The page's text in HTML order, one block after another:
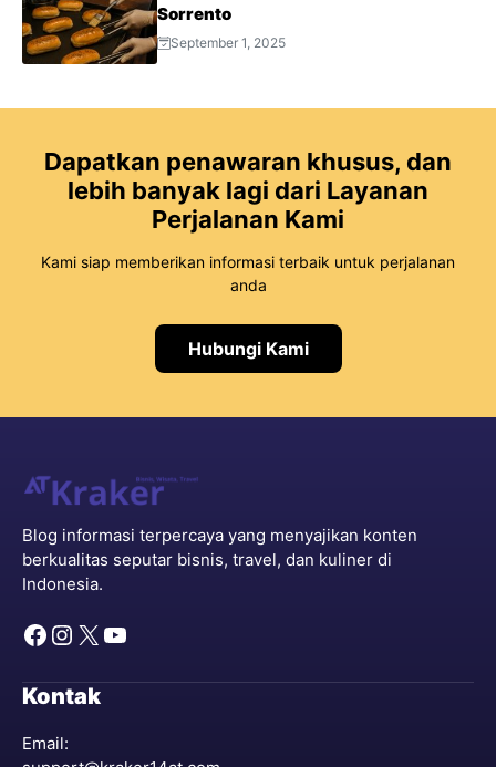
Sorrento
September 1, 2025
Dapatkan penawaran khusus, dan
lebih banyak lagi dari Layanan
Perjalanan Kami
Kami siap memberikan informasi terbaik untuk perjalanan
anda
Hubungi Kami
Blog informasi terpercaya yang menyajikan konten
berkualitas seputar bisnis, travel, dan kuliner di
Indonesia.
Facebook
Instagram
X YouTube
Kontak
Email: